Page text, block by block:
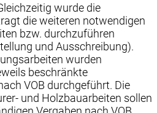
wurde die
die weiteren notwendigen
bzw. durchzuführen
und Ausschreibung).
wurden
beschränkte
VOB durchgeführt. Die
und Holzbauarbeiten sollen